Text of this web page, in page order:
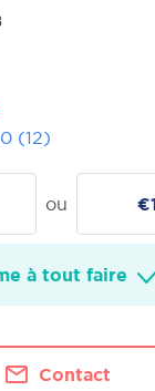
(12)
ou
à tout faire
Contact